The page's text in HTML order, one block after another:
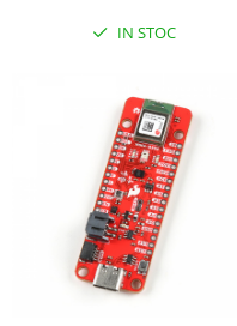
IN STOC